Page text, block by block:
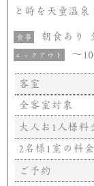
と時を天童温泉
食事 朝食あり
ェックアウト ～
客室
全客室対象
大人お 1 人様料
2名様 1 室の料
ご予約